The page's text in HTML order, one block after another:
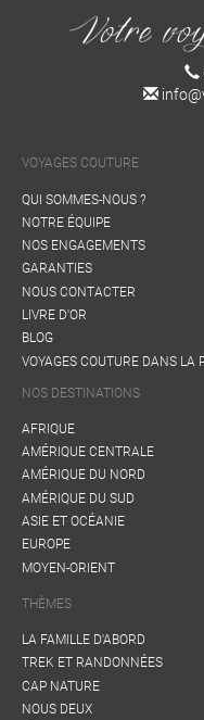
VOYAGES COUTURE
QUI SOMMES-NOUS ?
NOTRE ÉQUIPE
NOS ENGAGEMENTS
GARANTIES
NOUS CONTACTER
LIVRE D'OR
BLOG
VOYAGES COUTURE DANS LA
NOS DESTINATIONS
AFRIQUE
AMÉRIQUE CENTRALE
AMÉRIQUE DU NORD
AMÉRIQUE DU SUD
ASIE ET OCÉANIE
EUROPE
MOYEN-ORIENT
THÈMES
LA FAMILLE D'ABORD
TREK ET RANDONNÉES
CAP NATURE
NOUS DEUX